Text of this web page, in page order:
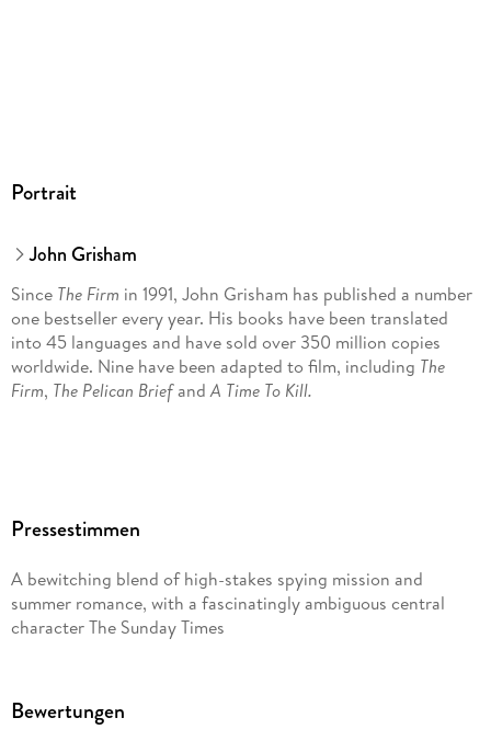
Portrait
John Grisham
Since The Firm in 1991, John Grisham has published a number
one bestseller every year. His books have been translated
into 45 languages and have sold over 350 million copies
worldwide. Nine have been adapted to film, including The
Firm, The Pelican BriefandA Time To Kill.
highlights work with organisations dedicated to exonerating
He is the two-time winner of the Harper Lee Prize for Legal
Fiction and was honoured with the Library of Congress
John lives on a farm in central Virginia.
Pressestimmen
A bewitching blend of high-stakes spying mission and
summer romance, with a fascinatingly ambiguous central
character The Sunday Times
Bewertungen